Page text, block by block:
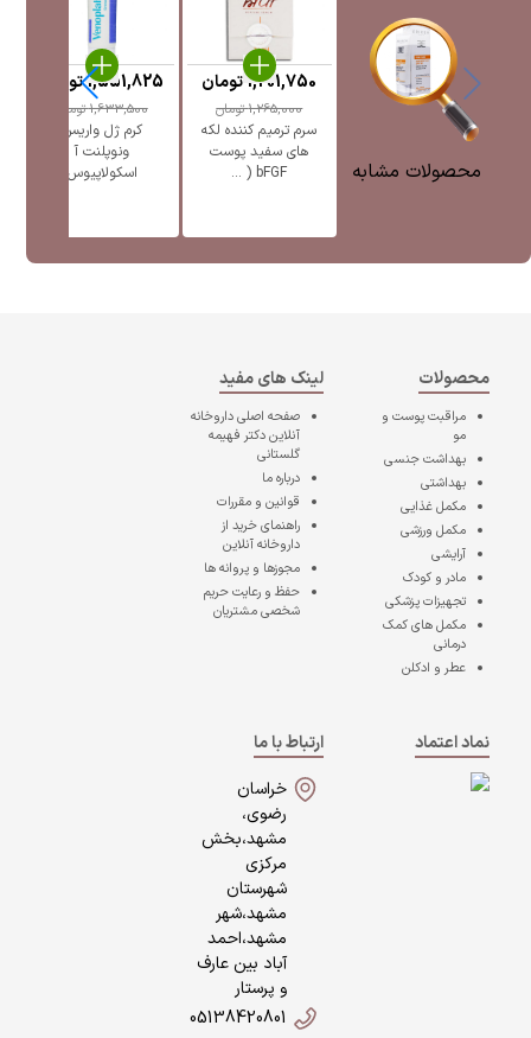
محصولات مشابه
سرم ترمیم کننده لکه
های سفید پوست
bFGF ( ...
1,265,000تومان
1,201,750تومان
کرم ژل واریس
ونوپلنت آ
اسکولاپیوس
1,633,500تومان
1,551,825تومان
محصولات
مراقبت پوست و
مو
بهداشت جنسی
بهداشتی
مکمل غذایی
مکمل ورزشی
آرایشی
مادر و کودک
تجهیزات پزشکی
مکمل های کمک
درمانی
عطر و ادکلن
لینک های مفید
صفحه اصلیداروخانه
آنلاین دکتر فهیمه
گلستانی
درباره ما
قوانین و مقررات
راهنمای خرید از
داروخانه آنلاین
مجوزها و پروانه ها
حفظ و رعایت حریم
شخصی مشتریان
نماد اعتماد
ارتباط با ما
خراسان
رضوی،
مشهد،بخش
مرکزی
شهرستان
مشهد،شهر
مشهد،احمد
آباد بین عارف
و پرستار
05138420801